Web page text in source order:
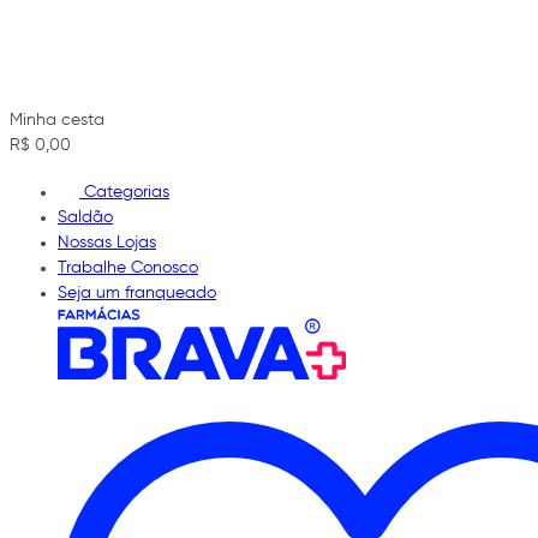
Minha cesta
R$ 0,00
Categorias
Saldão
Nossas Lojas
Trabalhe Conosco
Seja um franqueado